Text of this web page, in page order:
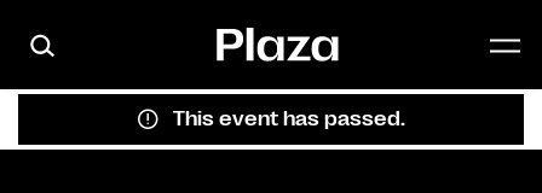
This event has passed.